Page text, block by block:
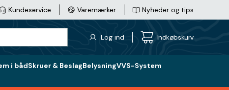
Kundeservice Varemærker Nyheder og tips
Log ind Indkøbskurv
i bådSkruer & BeslagBelysningVVS-System